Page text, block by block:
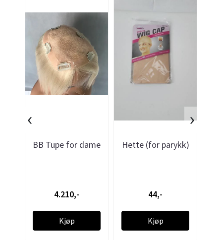
BB Tupe for dame
4.210,-
Kjøp
Hette (for parykk)
44,-
Kjøp
‹ ›